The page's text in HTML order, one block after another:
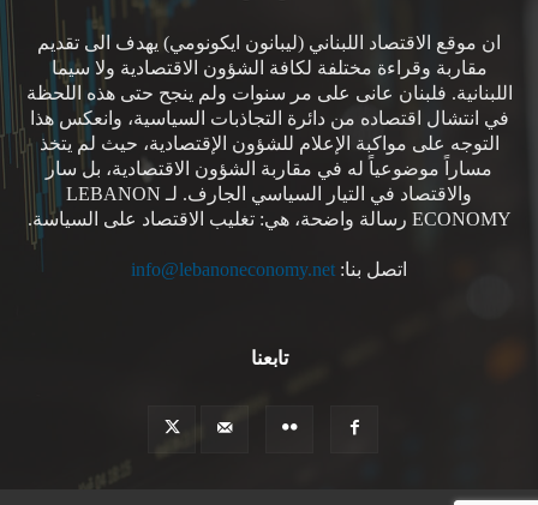
ان موقع الاقتصاد اللبناني (ليبانون ايكونومي) يهدف الى تقديم
مقاربة وقراءة مختلفة لكافة الشؤون الاقتصادية ولا سيما
اللبنانية. فلبنان عانى على مر سنوات ولم ينجح حتى هذه اللحظة
في انتشال اقتصاده من دائرة التجاذبات السياسية، وانعكس هذا
التوجه على مواكبة الإعلام للشؤون الإقتصادية، حيث لم يتخذ
مساراً موضوعياً له في مقاربة الشؤون الاقتصادية، بل سار
والاقتصاد في التيار السياسي الجارف. لـ LEBANON
ECONOMY رسالة واضحة، هي: تغليب الاقتصاد على السياسة.
اتصل بنا: info@lebanoneconomy.net
تابعنا